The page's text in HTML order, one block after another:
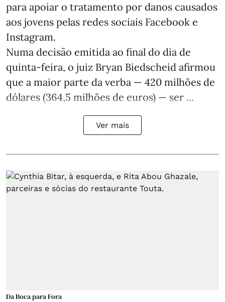
para apoiar o tratamento por danos causados
aos jovens pelas redes sociais Facebook e
Instagram.
Numa decisão emitida ao final do dia de
quinta-feira, o juiz Bryan Biedscheid afirmou
que a maior parte da verba — 420 milhões de
dólares (364,5 milhões de euros) — ser ...
Ver mais
Da Boca para Fora